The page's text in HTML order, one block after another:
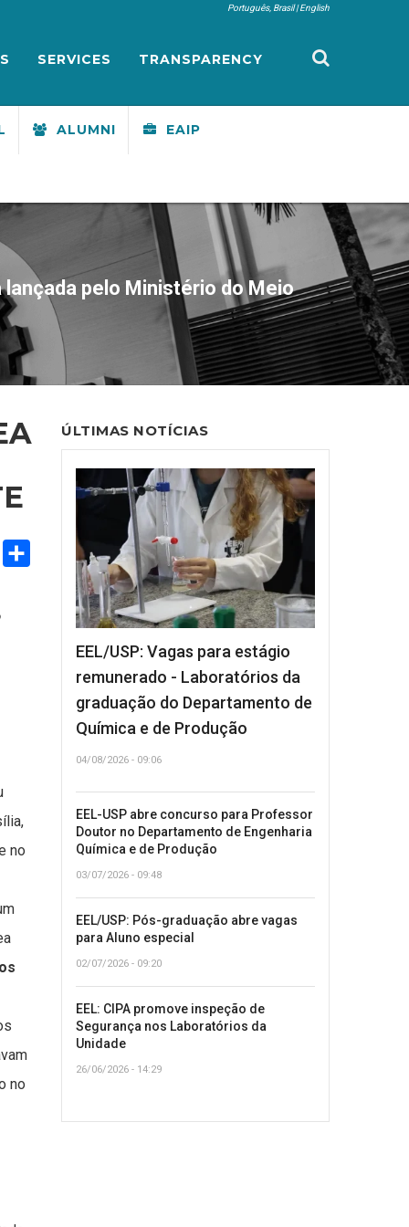
Português, Brasil English
SERVICES TRANSPARENCY
ALUMNI EAIP
pelo Ministério do Meio
Email
no
no
ÚLTIMAS NOTÍCIAS
EEL/USP: Vagas para estágio
remunerado - Laboratórios da
graduação do Departamento de
Química e de Produção
04/08/2026 - 09:06
EEL-USP abre concurso para Professor
Doutor no Departamento de Engenharia
Química e de Produção
03/07/2026 - 09:48
EEL/USP: Pós-graduação abre vagas
para Aluno especial
02/07/2026 - 09:20
EEL: CIPA promove inspeção de
Segurança nos Laboratórios da
Unidade
26/06/2026 - 14:29